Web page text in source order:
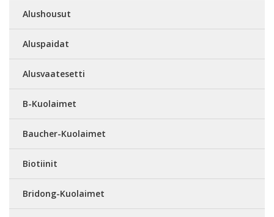
Alushousut
Aluspaidat
Alusvaatesetti
B-Kuolaimet
Baucher-Kuolaimet
Biotiinit
Bridong-Kuolaimet